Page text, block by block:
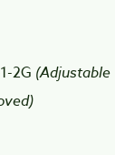
2G (Adjustable